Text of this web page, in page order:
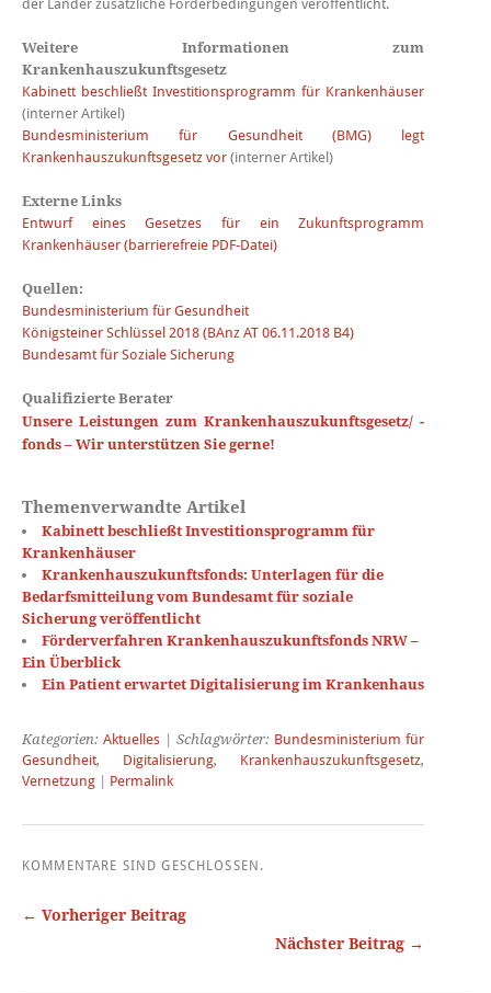
der Länder zusätzliche Förderbedingungen veröffentlicht.
Weitere Informationen zum
Krankenhauszukunftsgesetz
Kabinett beschließt Investitionsprogramm für Krankenhäuser
(interner Artikel)
Bundesministerium für Gesundheit (BMG) legt
Krankenhauszukunftsgesetz vor (interner Artikel)
Externe Links
Entwurf eines Gesetzes für ein Zukunftsprogramm
Krankenhäuser (barrierefreie PDF-Datei)
Quellen:
Bundesministerium für Gesundheit
Königsteiner Schlüssel 2018 (BAnz AT 06.11.2018 B4)
Bundesamt für Soziale Sicherung
Qualifizierte Berater
Unsere Leistungen zum Krankenhauszukunftsgesetz/ -
fonds – Wir unterstützen Sie gerne!
Themenverwandte Artikel
Kabinett beschließt Investitionsprogramm für
Krankenhäuser
Krankenhauszukunftsfonds: Unterlagen für die
Bedarfsmitteilung vom Bundesamt für soziale
Sicherung veröffentlicht
Förderverfahren Krankenhauszukunftsfonds NRW –
Ein Überblick
Ein Patient erwartet Digitalisierung im Krankenhaus
Kategorien:Aktuelles | Schlagwörter: Bundesministerium für
Gesundheit, Digitalisierung, Krankenhauszukunftsgesetz,
Vernetzung
Permalink
KOMMENTARE SIND GESCHLOSSEN.
← Vorheriger Beitrag
Nächster Beitrag →